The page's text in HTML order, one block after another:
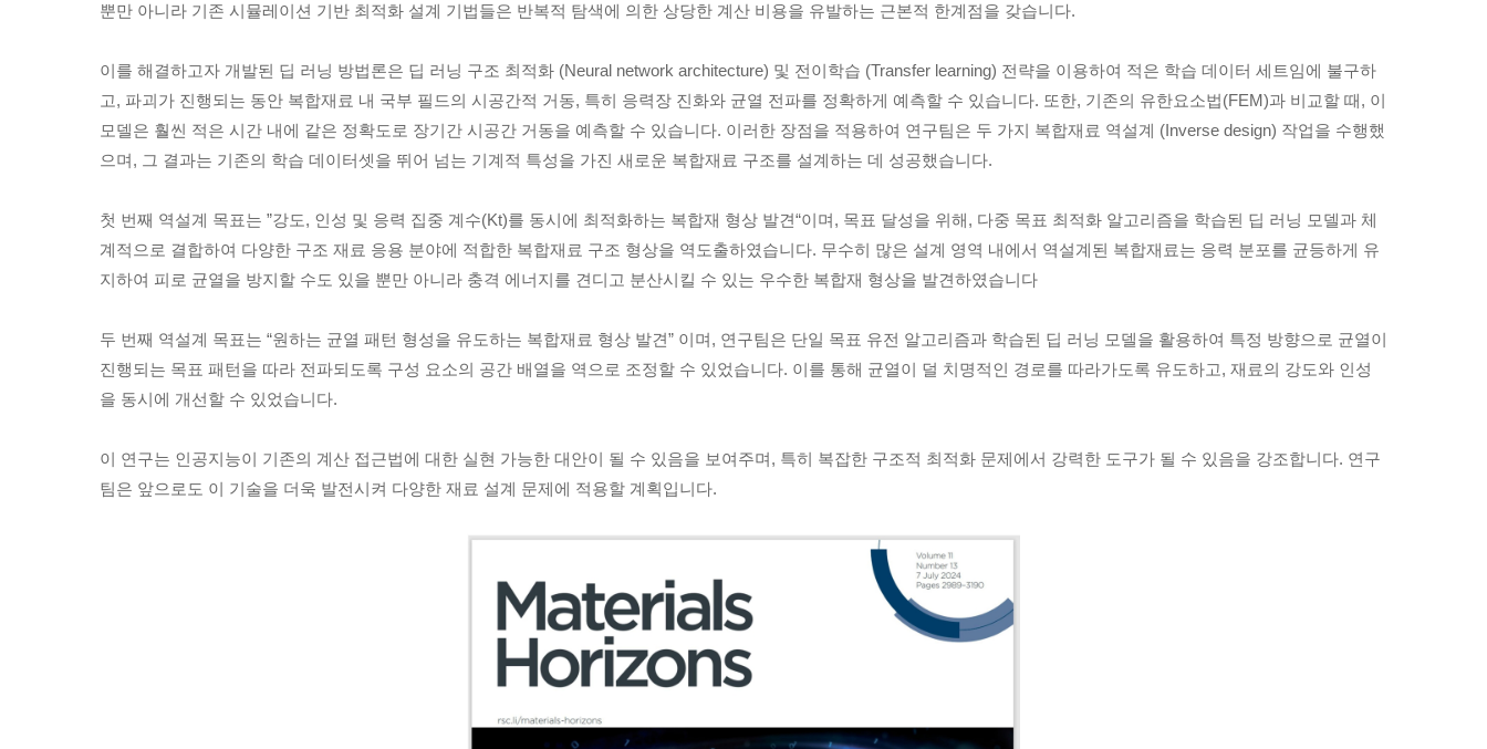
뿐만 아니라 기존 시뮬레이션 기반 최적화 설계 기법들은 반복적 탐색에 의한 상당한 계산 비용을 유발하는 근본적 한계점을 갖습니다.
이를 해결하고자 개발된 딥 러닝 방법론은 딥 러닝 구조 최적화 (Neural network architecture) 및 전이학습 (Transfer learning) 전략을 이용하여 적은 학습 데이터 세트임에 불구하
고, 파괴가 진행되는 동안 복합재료 내 국부 필드의 시공간적 거동, 특히 응력장 진화와 균열 전파를 정확하게 예측할 수 있습니다. 또한, 기존의 유한요소법(FEM)과 비교할 때, 이
모델은 훨씬 적은 시간 내에 같은 정확도로 장기간 시공간 거동을 예측할 수 있습니다. 이러한 장점을 적용하여 연구팀은 두 가지 복합재료 역설계 (Inverse design) 작업을 수행했
으며, 그 결과는 기존의 학습 데이터셋을 뛰어 넘는 기계적 특성을 가진 새로운 복합재료 구조를 설계하는 데 성공했습니다.
첫 번째 역설계 목표는 ”강도, 인성 및 응력 집중 계수(Kt)를 동시에 최적화하는 복합재 형상 발견“이며, 목표 달성을 위해, 다중 목표 최적화 알고리즘을 학습된 딥 러닝 모델과 체
계적으로 결합하여 다양한 구조 재료 응용 분야에 적합한 복합재료 구조 형상을 역도출하였습니다. 무수히 많은 설계 영역 내에서 역설계된 복합재료는 응력 분포를 균등하게 유
지하여 피로 균열을 방지할 수도 있을 뿐만 아니라 충격 에너지를 견디고 분산시킬 수 있는 우수한 복합재 형상을 발견하였습니다
두 번째 역설계 목표는 “원하는 균열 패턴 형성을 유도하는 복합재료 형상 발견” 이며, 연구팀은 단일 목표 유전 알고리즘과 학습된 딥 러닝 모델을 활용하여 특정 방향으로 균열이
진행되는 목표 패턴을 따라 전파되도록 구성 요소의 공간 배열을 역으로 조정할 수 있었습니다. 이를 통해 균열이 덜 치명적인 경로를 따라가도록 유도하고, 재료의 강도와 인성
을 동시에 개선할 수 있었습니다.
이 연구는 인공지능이 기존의 계산 접근법에 대한 실현 가능한 대안이 될 수 있음을 보여주며, 특히 복잡한 구조적 최적화 문제에서 강력한 도구가 될 수 있음을 강조합니다. 연구
팀은 앞으로도 이 기술을 더욱 발전시켜 다양한 재료 설계 문제에 적용할 계획입니다.